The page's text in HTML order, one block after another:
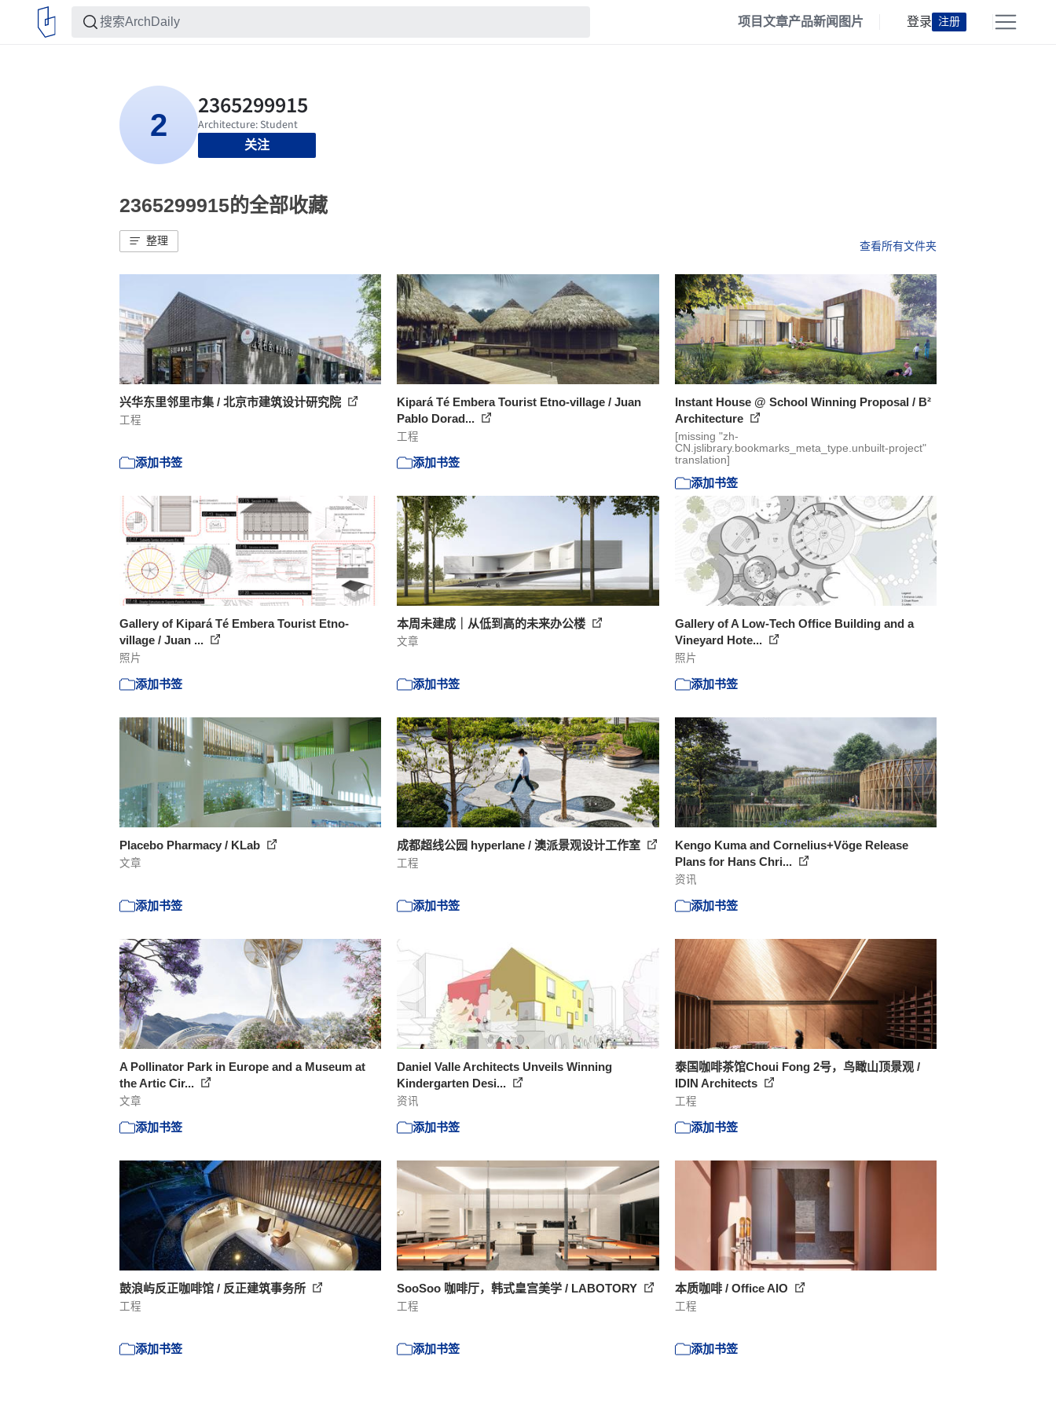
项目文章产品新闻 图片 登录 注册
关注
2365299915的全部收藏
整理 查看所有文件夹
兴华东里邻里市集 / 北京市建筑设计研究院
工程
添加书签
Kipará Té Embera Tourist Etno-village / Juan
Pablo Dorad...
工程
添加书签
Instant House @ School Winning Proposal / B²
Architecture
[missing "zh-
CN.jslibrary.bookmarks_meta_type.unbuilt-project"
translation]
添加书签
Gallery of Kipará Té Embera Tourist Etno-
village / Juan ...
照片
添加书签
本周未建成｜从低到高的未来办公楼
文章
添加书签
Gallery of A Low-Tech Office Building and a
Vineyard Hote...
照片
添加书签
Placebo Pharmacy / KLab
文章
添加书签
成都超线公园 hyperlane / 澳派景观设计工作室
工程
添加书签
Kengo Kuma and Cornelius+Vöge Release
Plans for Hans Chri...
资讯
添加书签
A Pollinator Park in Europe and a Museum at
the Artic Cir...
文章
添加书签
Daniel Valle Architects Unveils Winning
Kindergarten Desi...
资讯
添加书签
泰国咖啡茶馆Choui Fong 2号，鸟瞰山顶景观 /
IDIN Architects
工程
添加书签
鼓浪屿反正咖啡馆 / 反正建筑事务所
工程
添加书签
SooSoo 咖啡厅，韩式皇宫美学 / LABOTORY
工程
添加书签
本质咖啡 / Office AIO
工程
添加书签